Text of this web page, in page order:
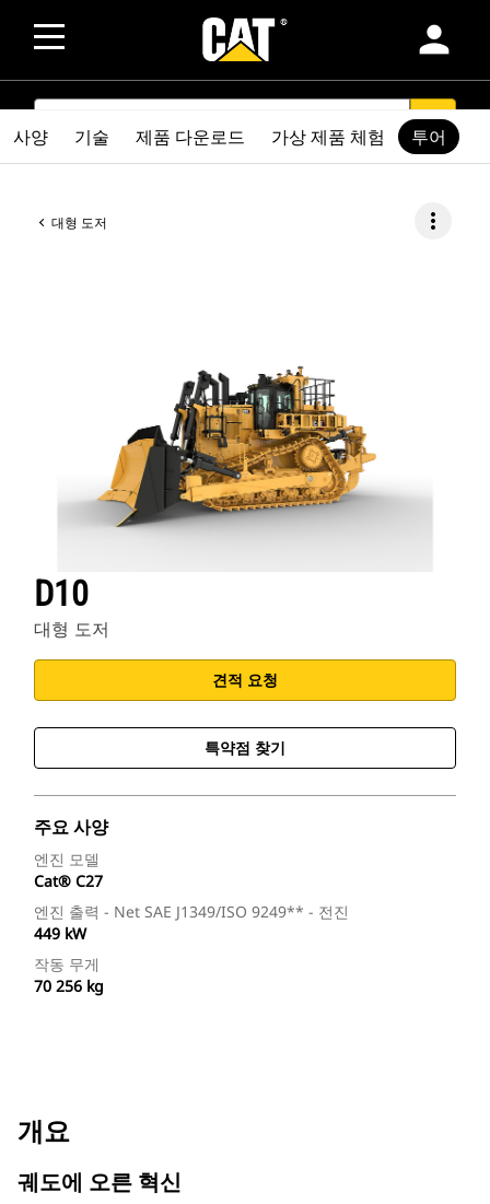
person
SEARCH search
대형 도저 more_vert
D10
대형 도저
견적 요청
특약점 찾기
주요 사양
엔진 모델
Cat® C27
엔진 출력 - Net SAE J1349/ISO 9249** - 전진
449 kW
작동 무게
70 256 kg
사양 기술 제품 다운로드 가상 제품 체험 투어
개요
궤도에 오른 혁신